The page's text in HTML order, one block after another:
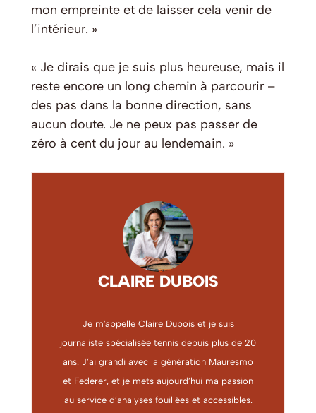
mon empreinte et de laisser cela venir de
l’intérieur. »
« Je dirais que je suis plus heureuse, mais il
reste encore un long chemin à parcourir –
des pas dans la bonne direction, sans
aucun doute. Je ne peux pas passer de
zéro à cent du jour au lendemain. »
CLAIRE DUBOIS
Je m'appelle Claire Dubois et je suis
journaliste spécialisée tennis depuis plus de 20
ans. J’ai grandi avec la génération Mauresmo
et Federer, et je mets aujourd’hui ma passion
au service d’analyses fouillées et accessibles.